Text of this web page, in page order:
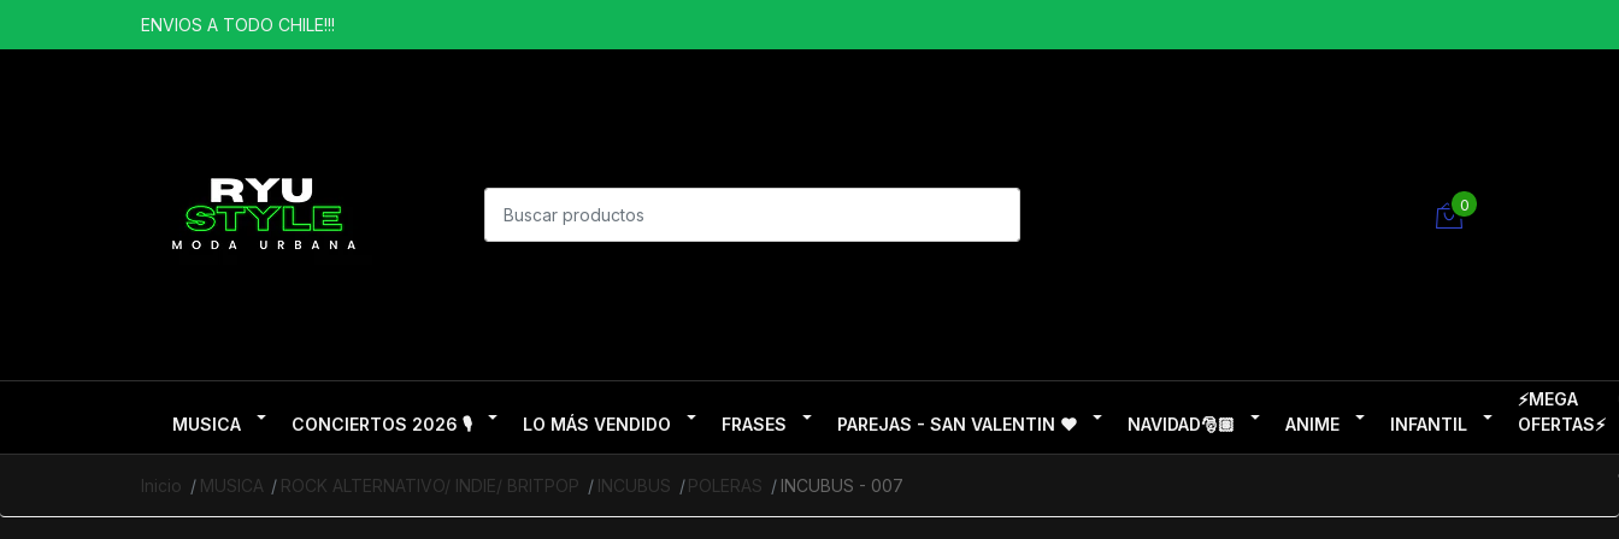
ENVIOS A TODO CHILE!!!
0
MUSICA CONCIERTOS 2026 🎙️ LO MÁS VENDIDO FRASES PAREJAS - SAN VALENTIN ❤ NAVIDAD🎅🏽 ANIME INFANTIL
⚡MEGA
OFERTAS⚡
Inicio MUSICA ROCK ALTERNATIVO/ INDIE/ BRITPOP INCUBUS POLERAS INCUBUS - 007